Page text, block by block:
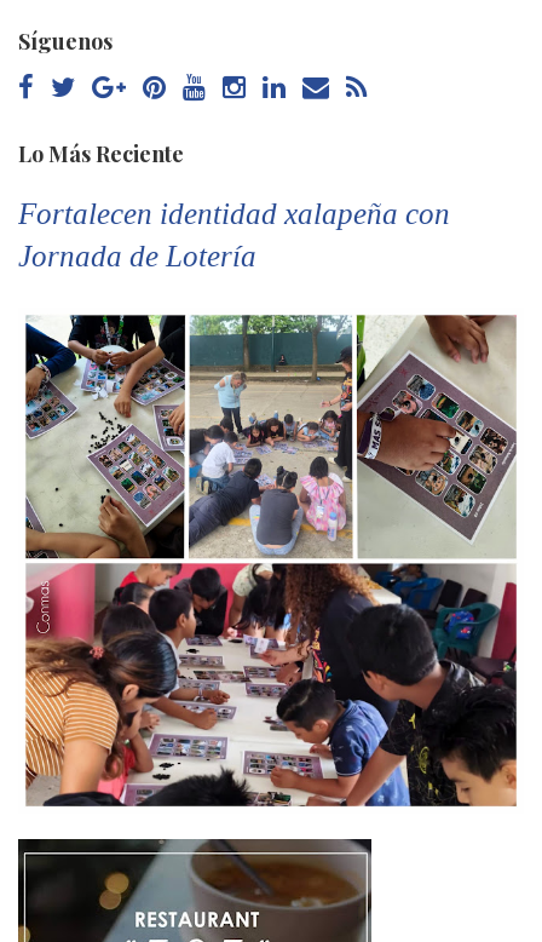
Síguenos
Lo Más Reciente
Fortalecen identidad xalapeña con
Jornada de Lotería